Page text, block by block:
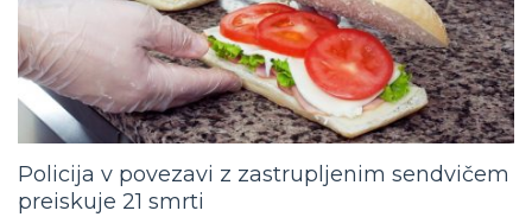
Policija v povezavi z zastrupljenim sendvičem
preiskuje 21 smrti